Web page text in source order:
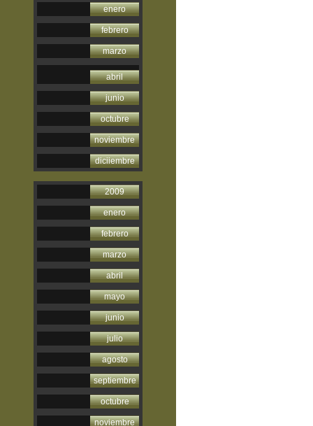
enero
febrero
marzo
abril
junio
octubre
noviembre
diciiembre
2009
enero
febrero
marzo
abril
mayo
junio
julio
agosto
septiembre
octubre
noviembre